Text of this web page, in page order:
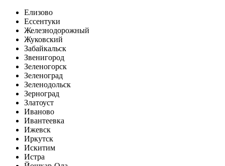
Елизово
Ессентуки
Железнодорожный
Жуковский
Забайкальск
Звенигород
Зеленогорск
Зеленоград
Зеленодольск
Зерноград
Златоуст
Иваново
Ивантеевка
Ижевск
Иркутск
Искитим
Истра